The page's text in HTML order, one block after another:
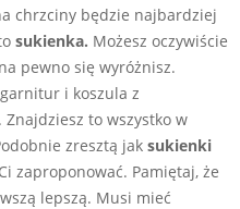
chrzciny będzie najbardziej
sukienka. Możesz oczywiście
pewno się wyróżnisz.
i koszula z
to wszystko w
zresztą jak sukienki
zaproponować. Pamiętaj, że
lepszą. Musi mieć